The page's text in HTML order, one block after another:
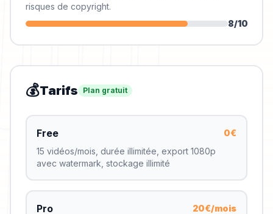
risques de copyright.
8/10
💰Tarifs Plan gratuit
Free
0€
15 vidéos/mois, durée illimitée, export 1080p
avec watermark, stockage illimité
Pro 20€/mois